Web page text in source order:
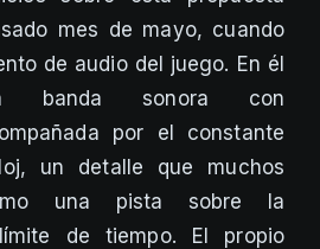
mes de mayo, cuando
de audio del juego. En él
banda sonora con
por el constante
un detalle que muchos
una pista sobre la
de tiempo. El propio